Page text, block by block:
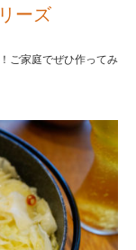
ーズ
ご家庭でぜひ作ってみ